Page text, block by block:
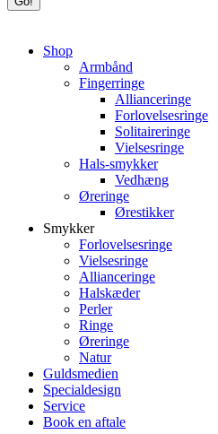
Shop
Armbånd
Fingerringe
Allianceringe
Forlovelsesringe
Solitaireringe
Vielsesringe
Hals-smykker
Vedhæng
Øreringe
Ørestikker
Smykker
Forlovelsesringe
Vielsesringe
Allianceringe
Halskæder
Perler
Ringe
Øreringe
Natur
Guldsmedien
Specialdesign
Service
Book en aftale